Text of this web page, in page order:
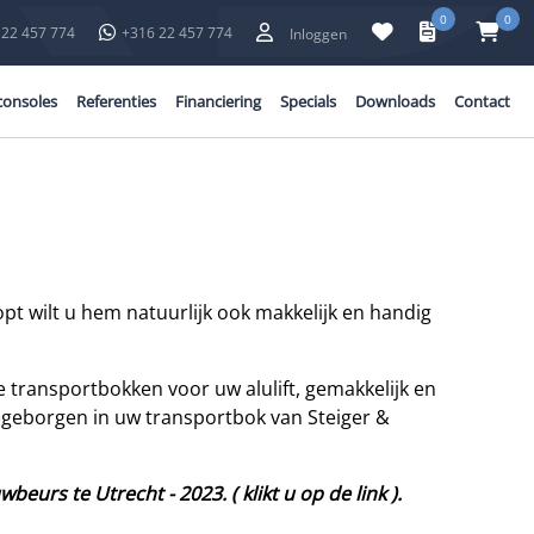
457 774 +316 22 457 774 Inloggen
0 0
Referenties Financiering Specials Downloads Contact
wilt u hem natuurlijk ook makkelijk en handig
voor uw alulift, gemakkelijk en
in uw transportbok van Steiger &
te Utrecht - 2023. ( klikt u op de link ).